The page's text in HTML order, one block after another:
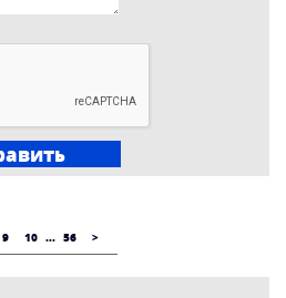
9 10 ... 56 >